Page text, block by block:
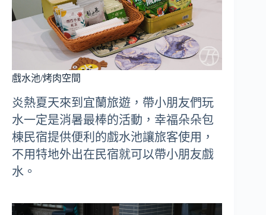
戲水池/烤肉空間
炎熱夏天來到宜蘭旅遊，帶小朋友們玩
水一定是消暑最棒的活動，幸福朵朵包
棟民宿提供便利的戲水池讓旅客使用，
不用特地外出在民宿就可以帶小朋友戲
水。